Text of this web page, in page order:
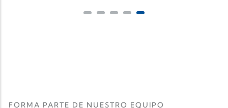
FORMA PARTE DE NUESTRO EQUIPO